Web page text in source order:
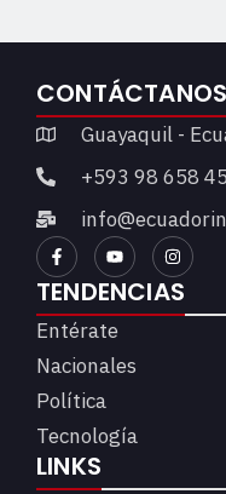
CONTÁCTANOS
Guayaquil -
+593 98 658
TENDENCIAS
Entérate
Nacionales
Política
Tecnología
LINKS